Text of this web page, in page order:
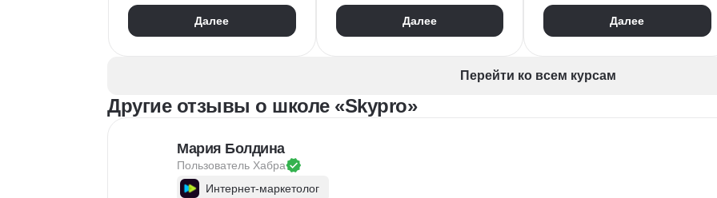
Типографика
Cinema 4D
InDesign
Дизайн баннеров
Бренд-дизайн
Далее
Презентации
Далее
Дизайн баннеров
Далее
Перейти ко всем курсам
Другие отзывы о школе «Skypro»
Мария Болдина
Пользователь Хабра
Интернет-маркетолог